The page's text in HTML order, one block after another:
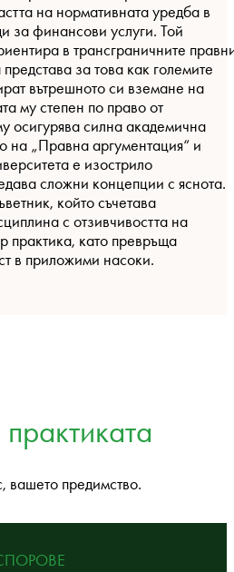
на нормативната уредба в
за финансови услуги. Той
в трансграничните
за това как големите
вътрешното си вземане на
му степен по право от
осигурява силна академична
на „Правна аргументация“ и
е изострило
сложни концепции с яснота.
който съчетава
с отзивчивостта на
практика, като превръща
в приложими насоки.
вашето предимство.